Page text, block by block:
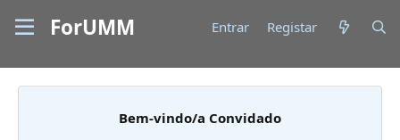
ForUMM Entrar Registar
Bem-vindo/a Convidado